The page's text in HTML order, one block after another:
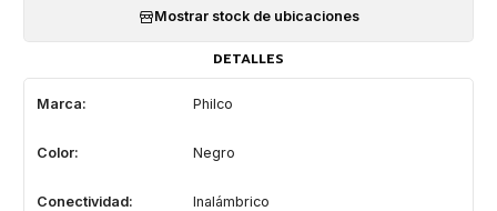
Mostrar stock de ubicaciones
DETALLES
Marca: Philco
Color: Negro
Conectividad: Inalámbrico